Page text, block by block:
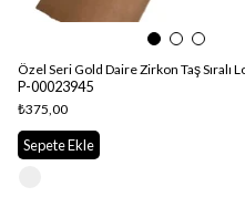
P-00023945
₺375,00
Sepete Ekle